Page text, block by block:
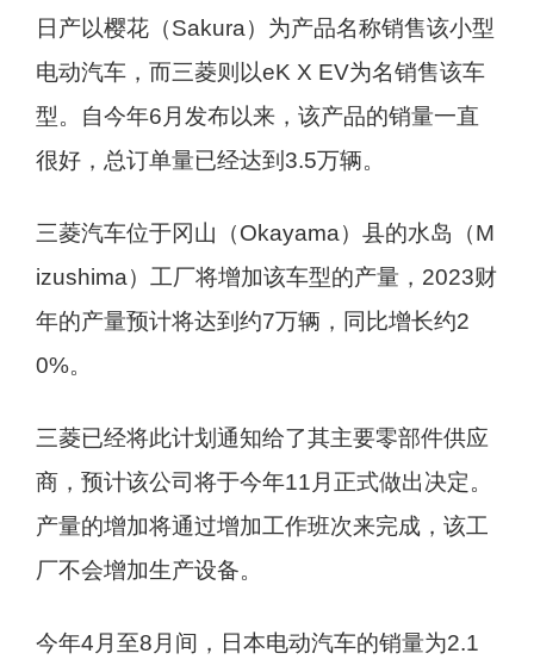
日产以樱花（Sakura）为产品名称销售该小型
电动汽车，而三菱则以eK X EV为名销售该车
型。自今年6月发布以来，该产品的销量一直
很好，总订单量已经达到3.5万辆。
三菱汽车位于冈山（Okayama）县的水岛（M
izushima）工厂将增加该车型的产量，2023财
年的产量预计将达到约7万辆，同比增长约2
0%。
三菱已经将此计划通知给了其主要零部件供应
商，预计该公司将于今年11月正式做出决定。
产量的增加将通过增加工作班次来完成，该工
厂不会增加生产设备。
今年4月至8月间，日本电动汽车的销量为2.1